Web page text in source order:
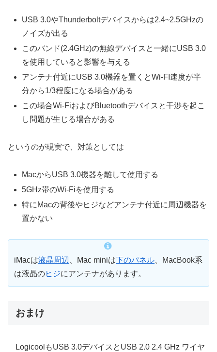
USB 3.0やThunderboltデバイスからは2.4~2.5GHzの
ノイズが出る
このバンド(2.4GHz)の無線デバイスと一緒にUSB 3.0
を使用していると影響を与える
アンテナ付近にUSB 3.0機器を置くとWi-FI速度が半
分から1/3程度になる場合がある
この場合Wi-FiおよびBluetoothデバイスと干渉を起こ
し問題が生じる場合がある
というのが現実で、対策としては
MacからUSB 3.0機器を離して使用する
5GHz帯のWi-Fiを使用する
特にMacの背後やヒジなどアンテナ付近に周辺機器を
置かない
iMacは液晶周辺 、Mac miniは下のパネル 、MacBook系
は液晶のヒジにアンテナがあります。
おまけ
LogicoolもUSB 3.0デバイスとUSB 2.0 2.4 GHz ワイヤ